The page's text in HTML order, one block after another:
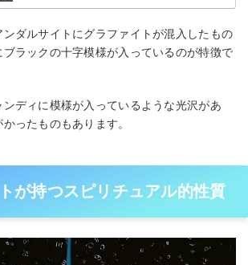
ダルサイトにグラファイトが混入したもの
ラックの十字模様が入っているのが特徴で
ディに模様が入っているような光沢があ
ったものもあります。
が持つスピリチュアル的性質